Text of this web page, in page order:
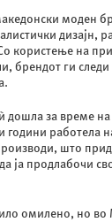
моден
дизајн,
користење на
брендот ги следи
дошла за време
години работела
што
ја продлабочи
омилено, но во